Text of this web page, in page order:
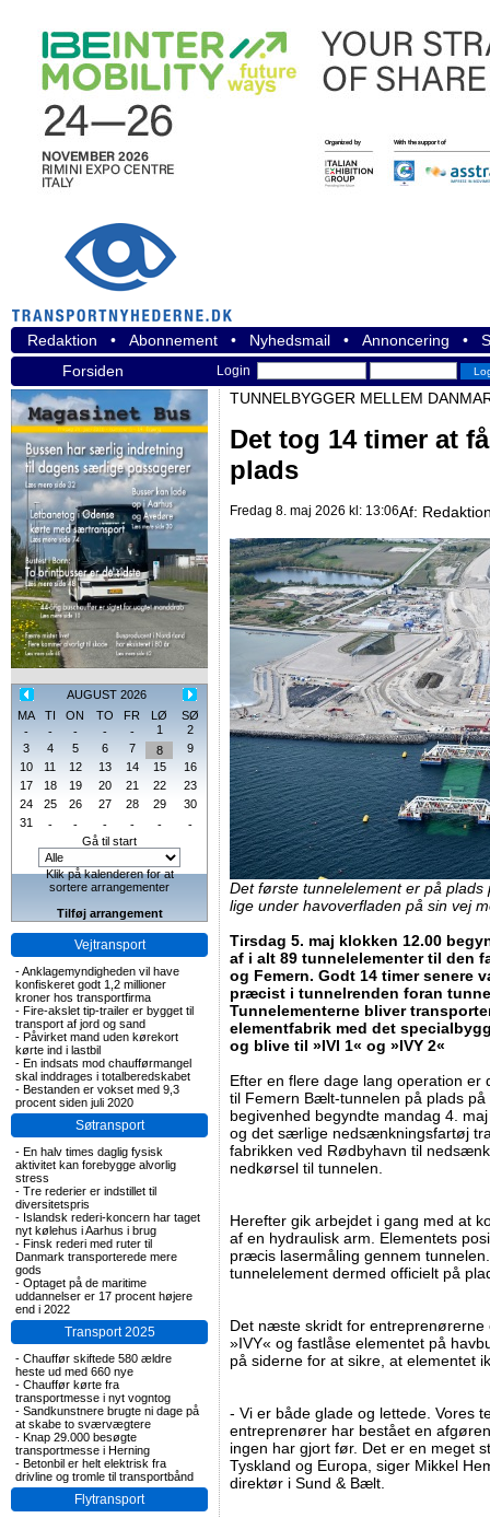
Redaktion • Abonnement • Nyhedsmail • Annoncering •
Forsiden
Login
AUGUST 2026
MA
TI ON TO FR LØ
SØ
-
- - - - 1
2
3
4 5 6 7 8
9
10
11 12 13 14 15
16
17
18 19 20 21 22
23
24
25 26 27 28 29
30
31
- - - - -
-
Gå til start
Klik på kalenderen for at
sortere arrangementer
Tilføj arrangement
Vejtransport
-Anklagemyndigheden vil have
konfiskeret godt 1,2 millioner
kroner hos transportfirma
- Fire-akslet tip-trailer er bygget til
transport af jord og sand
- Påvirket mand uden kørekort
kørte ind i lastbil
- En indsats mod chaufførmangel
skal inddrages i totalberedskabet
- Bestanden er vokset med 9,3
procent siden juli 2020
Søtransport
- En halv times daglig fysisk
aktivitet kan forebygge alvorlig
stress
- Tre rederier er indstillet til
diversitetspris
- Islandsk rederi-koncern har taget
nyt kølehus i Aarhus i brug
- Finsk rederi med ruter til
Danmark transporterede mere
gods
- Optaget på de maritime
uddannelser er 17 procent højere
end i 2022
Transport 2025
- Chauffør skiftede 580 ældre
heste ud med 660 nye
- Chauffør kørte fra
transportmesse i nyt vogntog
- Sandkunstnere brugte ni dage på
at skabe to sværvægtere
- Knap 29.000 besøgte
transportmesse i Herning
- Betonbil er helt elektrisk fra
drivline og tromle til transportbånd
Flytransport
TUNNELBYGGER MELLEM
Det tog 14 timer at
plads
Fredag 8. maj 2026 kl: 13:06Af:
Det første tunnelelement er på
lige under havoverfladen på sin vej
Tirsdag 5. maj klokken 12.00
af i alt 89 tunnelelementer til den
og Femern. Godt 14 timer senere
præcist i tunnelrenden foran
Tunnelementerne bliver
elementfabrik med det
og blive til »IVI 1« og »IVY 2«
Efter en flere dage lang operation
til Femern Bælt-tunnelen på plads
begivenhed begyndte mandag 4.
og det særlige nedsænkningsfartøj
fabrikken ved Rødbyhavn til
nedkørsel til tunnelen.
Herefter gik arbejdet i gang med at
af en hydraulisk arm. Elementets
præcis lasermåling gennem
tunnelelement dermed officielt på
Det næste skridt for
»IVY« og fastlåse elementet på
på siderne for at sikre, at elementet
- Vi er både glade og lettede. Vores
entreprenører har bestået en
ingen har gjort før. Det er en meget
Tyskland og Europa, siger Mikkel
direktør i Sund & Bælt.